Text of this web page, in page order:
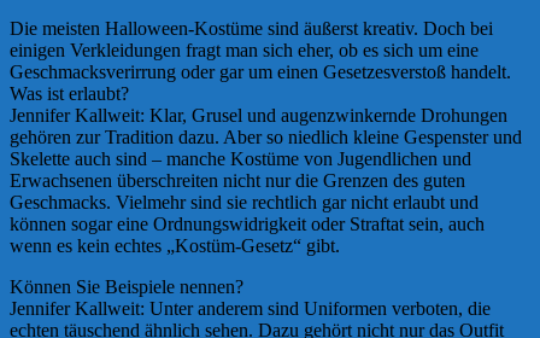
Die meisten Halloween-Kostüme sind äußerst kreativ. Doch bei
einigen Verkleidungen fragt man sich eher, ob es sich um eine
Geschmacksverirrung oder gar um einen Gesetzesverstoß handelt.
Was ist erlaubt?
Jennifer Kallweit: Klar, Grusel und augenzwinkernde Drohungen
gehören zur Tradition dazu. Aber so niedlich kleine Gespenster und
Skelette auch sind – manche Kostüme von Jugendlichen und
Erwachsenen überschreiten nicht nur die Grenzen des guten
Geschmacks. Vielmehr sind sie rechtlich gar nicht erlaubt und
können sogar eine Ordnungswidrigkeit oder Straftat sein, auch
wenn es kein echtes „Kostüm-Gesetz“ gibt.
Können Sie Beispiele nennen?
Jennifer Kallweit: Unter anderem sind Uniformen verboten, die
echten täuschend ähnlich sehen. Dazu gehört nicht nur das Outfit